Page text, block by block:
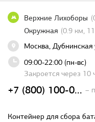
Верхние Лихоборы
Окружная (0.9 км,
Москва, Дубнинская
09:00-22:00 (пн-вс)
Закроется через 10
+7 (800) 100-0... –
Контейнер для сбора